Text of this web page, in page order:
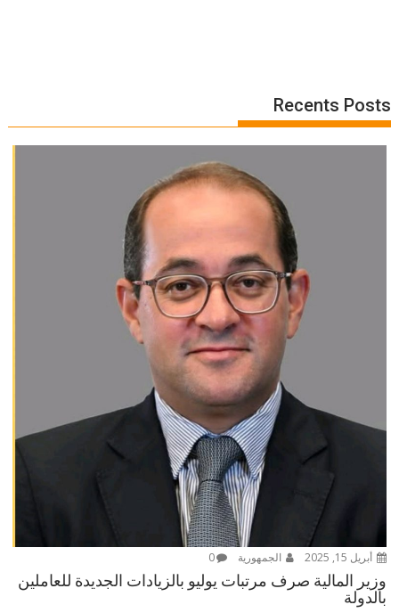
Recents Posts
أبريل 15, 2025 الجمهورية 0
وزير المالية صرف مرتبات يوليو بالزيادات الجديدة للعاملين
بالدولة